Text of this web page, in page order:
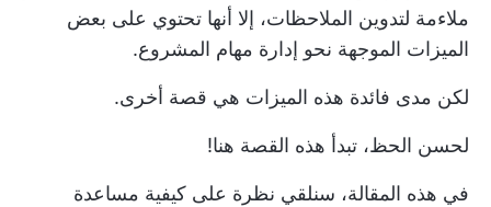
ملاءمة لتدوين الملاحظات، إلا أنها تحتوي على بعض
الميزات الموجهة نحو إدارة مهام المشروع.
لكن مدى فائدة هذه الميزات هي قصة أخرى.
لحسن الحظ، تبدأ هذه القصة هنا!
في هذه المقالة، سنلقي نظرة على كيفية مساعدة